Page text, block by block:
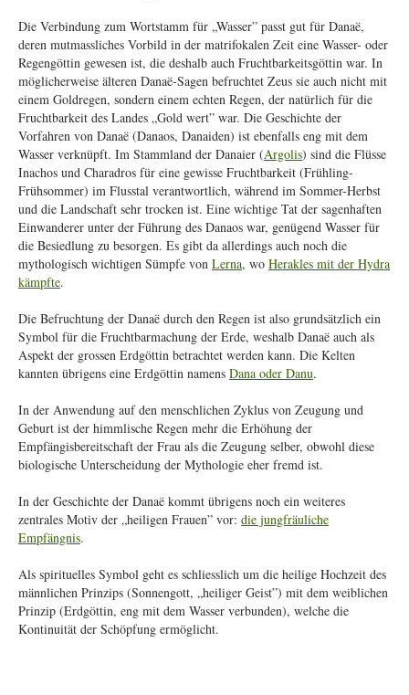
Die Verbindung zum Wortstamm für „Wasser” passt gut für Danaë,
deren mutmassliches Vorbild in der matrifokalen Zeit eine Wasser- oder
Regengöttin gewesen ist, die deshalb auch Fruchtbarkeitsgöttin war. In
möglicherweise älteren Danaë-Sagen befruchtet Zeus sie auch nicht mit
einem Goldregen, sondern einem echten Regen, der natürlich für die
Fruchtbarkeit des Landes „Gold wert” war. Die Geschichte der
Vorfahren von Danaë (Danaos, Danaiden) ist ebenfalls eng mit dem
Wasser verknüpft. Im Stammland der Danaier (Argolis) sind die Flüsse
Inachos und Charadros für eine gewisse Fruchtbarkeit (Frühling-
Frühsommer) im Flusstal verantwortlich, während im Sommer-Herbst
und die Landschaft sehr trocken ist. Eine wichtige Tat der sagenhaften
Einwanderer unter der Führung des Danaos war, genügend Wasser für
die Besiedlung zu besorgen. Es gibt da allerdings auch noch die
mythologisch wichtigen Sümpfe von Lerna, wo Herakles mit der Hydra
kämpfte.
Die Befruchtung der Danaë durch den Regen ist also grundsätzlich ein
Symbol für die Fruchtbarmachung der Erde, weshalb Danaë auch als
Aspekt der grossen Erdgöttin betrachtet werden kann. Die Kelten
kannten übrigens eine Erdgöttin namens Dana oder Danu.
In der Anwendung auf den menschlichen Zyklus von Zeugung und
Geburt ist der himmlische Regen mehr die Erhöhung der
Empfängisbereitschaft der Frau als die Zeugung selber, obwohl diese
biologische Unterscheidung der Mythologie eher fremd ist.
In der Geschichte der Danaë kommt übrigens noch ein weiteres
zentrales Motiv der „heiligen Frauen” vor: die jungfräuliche
Empfängnis.
Als spirituelles Symbol geht es schliesslich um die heilige Hochzeit des
männlichen Prinzips (Sonnengott, „heiliger Geist”) mit dem weiblichen
Prinzip (Erdgöttin, eng mit dem Wasser verbunden), welche die
Kontinuität der Schöpfung ermöglicht.